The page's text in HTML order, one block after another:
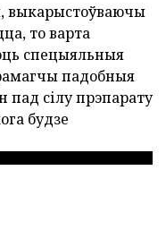
выкарыстоўваючы
то варта
спецыяльныя
падобныя
пад сілу прэпарату
будзе